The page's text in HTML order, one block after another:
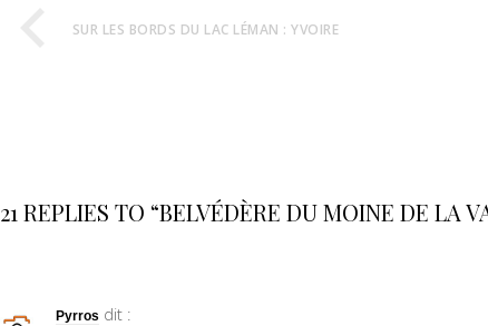
SUR LES BORDS DU LAC LÉMAN : YVOIRE
21 REPLIES TO “BELVÉDÈRE DU MOINE DE LA
Pyrros dit :